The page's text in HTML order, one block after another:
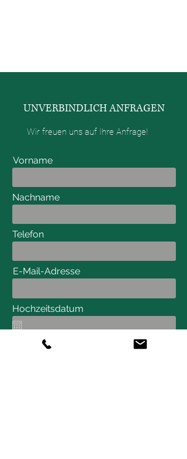
UNVERBINDLICH ANFRAGEN
Wir freuen uns auf Ihre Anfrage!
Vorname
Nachname
Telefon
E-Mail-Adresse
Hochzeitsdatum
Gästeanzahl